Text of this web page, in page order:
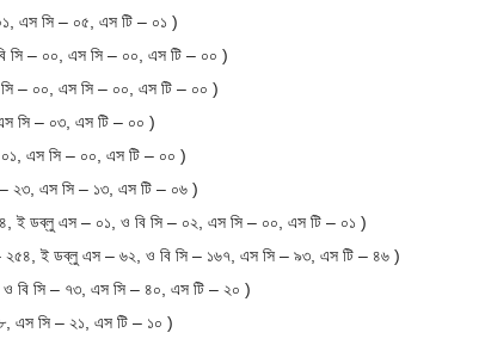
এস সি – ০৫, এস টি – ০১ )
সি – ০০, এস সি – ০০, এস টি – ০০ )
– ০০, এস সি – ০০, এস টি – ০০ )
সি – ০৩, এস টি – ০০ )
এস সি – ০০, এস টি – ০০ )
২৩, এস সি – ১৩, এস টি – ০৬ )
ই ডব্লু এস – ০১, ও বি সি – ০২, এস সি – ০০, এস টি – ০১ )
২৫৪, ই ডব্লু এস – ৬২, ও বি সি – ১৬৭, এস সি – ৯৩, এস টি – ৪৬ )
বি সি – ৭৩, এস সি – ৪০, এস টি – ২০ )
এস সি – ২১, এস টি – ১০ )